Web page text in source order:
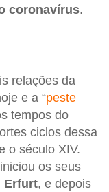
coronavírus.
relações da
e a “peste
tempos do
ciclos dessa
o século XIV.
iniciou os seus
Erfurt, e depois